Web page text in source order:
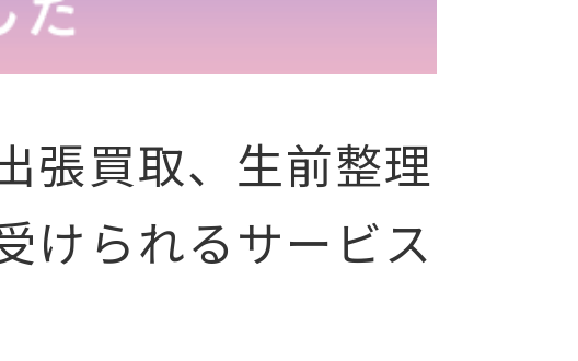
張買取、生前整理
けられるサービス